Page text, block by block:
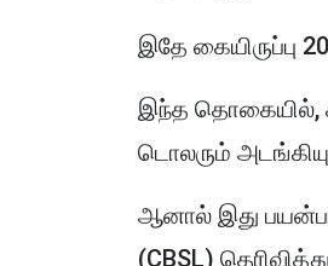
இதே கையிருப்பு
இந்த தொகையில்,
டொலரும்
ஆனால் இது
(CBSL)